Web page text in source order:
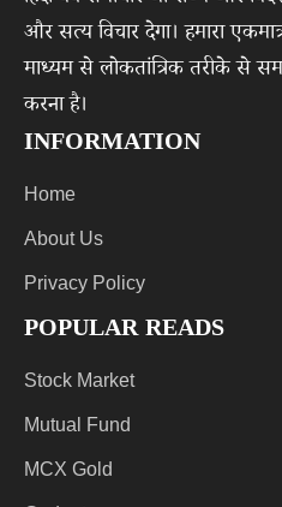
और सत्य विचार देगा। हमारा
माध्यम से लोकतांत्रिक तरीके से
करना है।
INFORMATION
Home
About Us
Privacy Policy
POPULAR READS
Stock Market
Mutual Fund
MCX Gold